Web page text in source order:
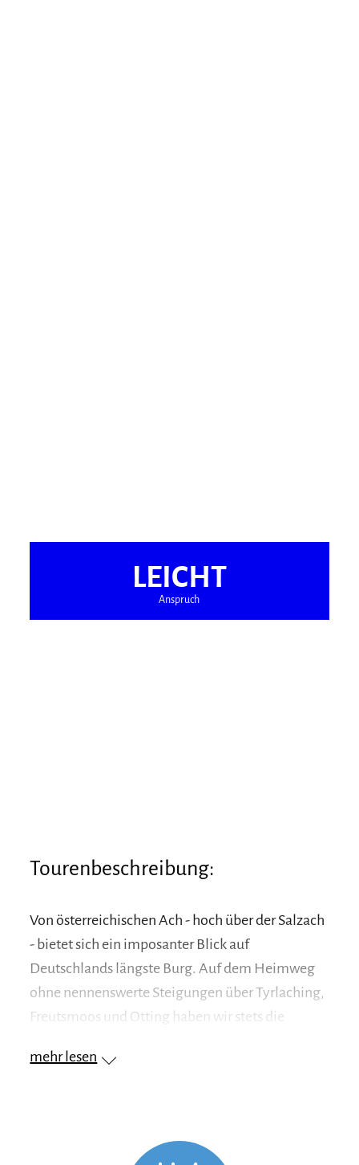
LEICHT
Anspruch
Tourenbeschreibung:
Von österreichischen Ach - hoch über der Salzach
- bietet sich ein imposanter Blick auf
Deutschlands längste Burg. Auf dem Heimweg
ohne nennenswerte Steigungen über Tyrlaching,
Freutsmoos und Otting haben wir stets die
der Kapelle links - Fisching - Seeteufel -
Radwegunterführung rechts - Abzweig rechts
mehr lesen